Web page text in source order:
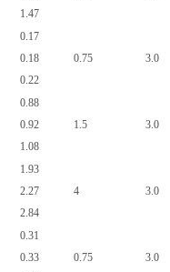
1.47
0.17
0.18
0.22
0.75 3.0
0.88
0.92
1.08
1.5 3.0
1.93
2.27
2.84
4 3.0
0.31
0.33
0.75 3.0